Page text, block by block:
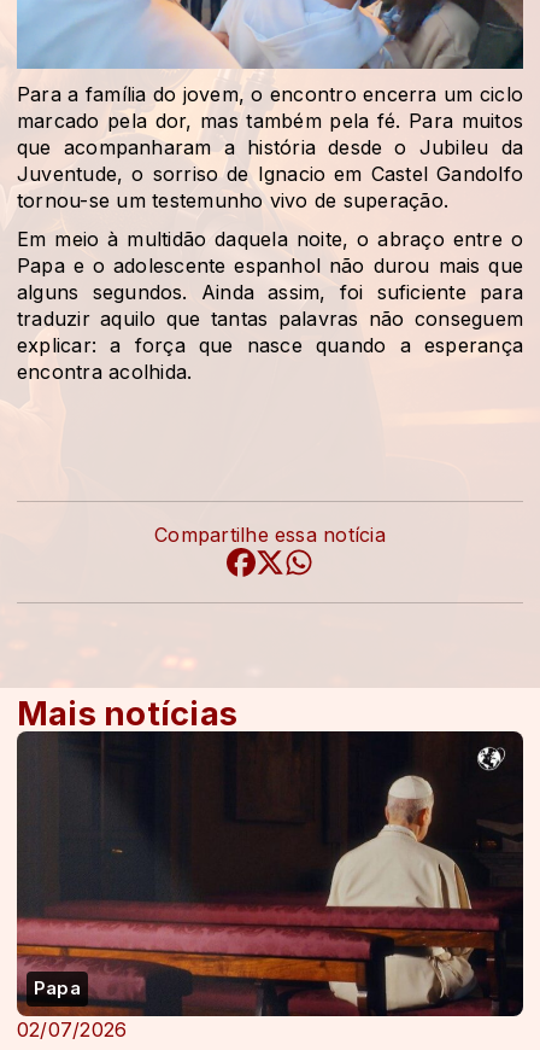
Para a família do jovem, o encontro encerra um ciclo
marcado pela dor, mas também pela fé. Para muitos
que acompanharam a história desde o Jubileu da
Juventude, o sorriso de Ignacio em Castel Gandolfo
tornou-se um testemunho vivo de superação.
Em meio à multidão daquela noite, o abraço entre o
Papa e o adolescente espanhol não durou mais que
alguns segundos. Ainda assim, foi suficiente para
traduzir aquilo que tantas palavras não conseguem
explicar: a força que nasce quando a esperança
encontra acolhida.
Compartilhe essa notícia
Mais notícias
Papa
02/07/2026